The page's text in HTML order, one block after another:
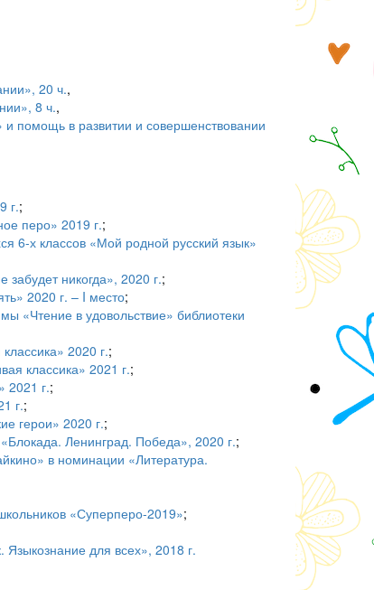
20 ч.,
8 ч.,
и помощь в развитии и совершенствовании
г.;
перо» 2019 г.;
6-х классов «Мой родной русский язык»
никогда», 2020 г.;
2020 г. – I место;
«Чтение в удовольствие» библиотеки
2020 г.;
классика» 2021 г.;
2021 г.;
г.;
герои» 2020 г.;
«Блокада. Ленинград. Победа», 2020 г.;
в номинации «Литература.
«Суперперо-2019»;
для всех», 2018 г.